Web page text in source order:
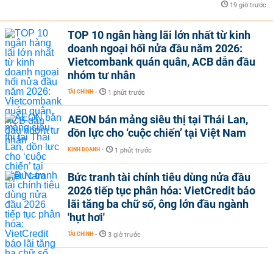
19 giờ trước
TOP 10 ngân hàng lãi lớn nhất từ kinh
doanh ngoại hối nửa đầu năm 2026:
Vietcombank quán quân, ACB dẫn đầu
nhóm tư nhân
TÀI CHÍNH - 1 phút trước
AEON bán mảng siêu thị tại Thái Lan,
dồn lực cho ‘cuộc chiến’ tại Việt Nam
KINH DOANH - 1 phút trước
Bức tranh tài chính tiêu dùng nửa đầu
2026 tiếp tục phân hóa: VietCredit báo
lãi tăng ba chữ số, ông lớn đầu ngành
'hụt hơi'
TÀI CHÍNH - 3 giờ trước